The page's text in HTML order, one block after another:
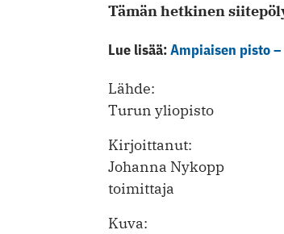
Tämän hetkinen
Lue lisää:Ampiaisen pisto
Lähde:
Turun yliopisto
Kirjoittanut:
Johanna Nykopp
toimittaja
Kuva: